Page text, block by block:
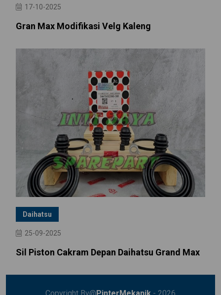
17-10-2025
Gran Max Modifikasi Velg Kaleng
Daihatsu
25-09-2025
Sil Piston Cakram Depan Daihatsu Grand Max